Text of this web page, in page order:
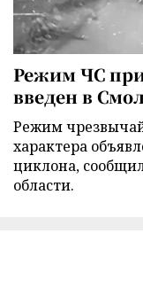
Режим ЧС
введен в
Режим
характера
циклона,
области.